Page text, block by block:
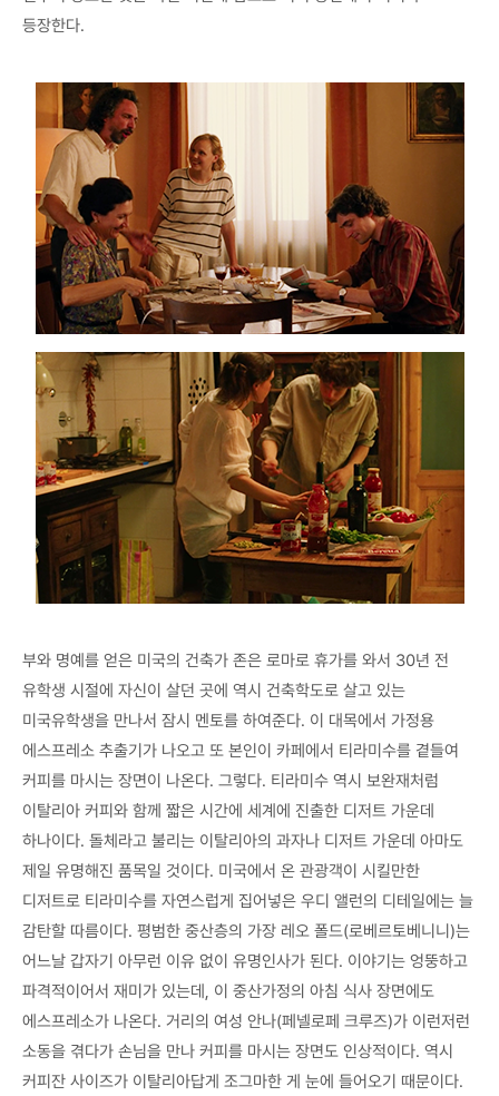
등장한다.
부와 명예를 얻은 미국의 건축가 존은 로마로 휴가를 와서 30년 전
유학생 시절에 자신이 살던 곳에 역시 건축학도로 살고 있는
미국유학생을 만나서 잠시 멘토를 하여준다. 이 대목에서 가정용
에스프레소 추출기가 나오고 또 본인이 카페에서 티라미수를 곁들여
커피를 마시는 장면이 나온다. 그렇다. 티라미수 역시 보완재처럼
이탈리아 커피와 함께 짧은 시간에 세계에 진출한 디저트 가운데
하나이다. 돌체라고 불리는 이탈리아의 과자나 디저트 가운데 아마도
제일 유명해진 품목일 것이다. 미국에서 온 관광객이 시킬만한
디저트로 티라미수를 자연스럽게 집어넣은 우디 앨런의 디테일에는 늘
감탄할 따름이다. 평범한 중산층의 가장 레오 폴드(로베르토베니니)는
어느날 갑자기 아무런 이유 없이 유명인사가 된다. 이야기는 엉뚱하고
파격적이어서 재미가 있는데, 이 중산가정의 아침 식사 장면에도
에스프레소가 나온다. 거리의 여성 안나(페넬로페 크루즈)가 이런저런
소동을 겪다가 손님을 만나 커피를 마시는 장면도 인상적이다. 역시
커피잔 사이즈가 이탈리아답게 조그마한 게 눈에 들어오기 때문이다.